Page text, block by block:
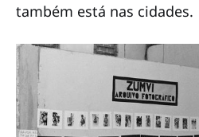
também está nas cidades.